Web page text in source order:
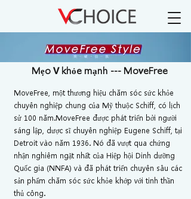
Mẹo V khỏe mạnh --- MoveFree
MoveFree, một thương hiệu chăm sóc sức khỏe
chuyên nghiệp chung của Mỹ thuộc Schiff, có lịch
sử 100 năm.MoveFree được phát triển bởi người
sáng lập, dược sĩ chuyên nghiệp Eugene Schiff, tại
Detroit vào năm 1936. Nó đã vượt qua chứng
nhận nghiêm ngặt nhất của Hiệp hội Dinh dưỡng
Quốc gia (NNFA) và đã phát triển chuyên sâu các
sản phẩm chăm sóc sức khỏe khớp với tinh thần
thủ công.